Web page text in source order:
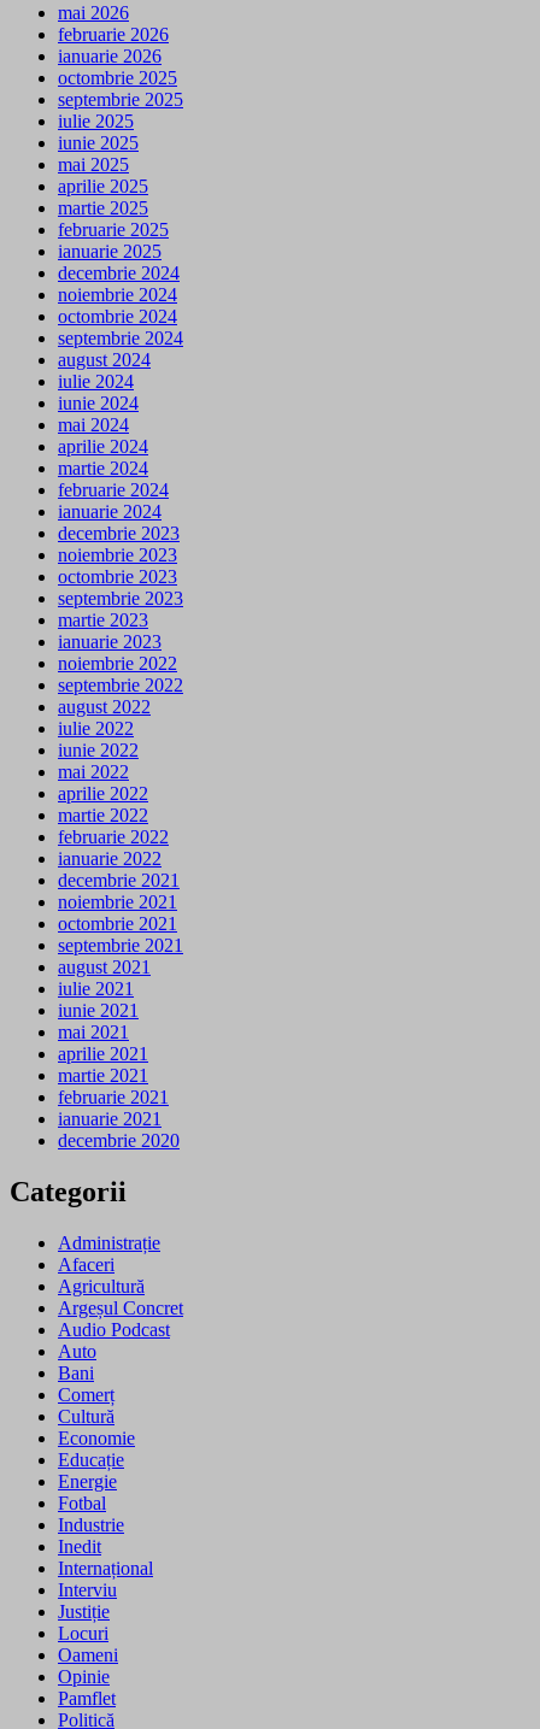
mai 2026
februarie 2026
ianuarie 2026
octombrie 2025
septembrie 2025
iulie 2025
iunie 2025
mai 2025
aprilie 2025
martie 2025
februarie 2025
ianuarie 2025
decembrie 2024
noiembrie 2024
octombrie 2024
septembrie 2024
august 2024
iulie 2024
iunie 2024
mai 2024
aprilie 2024
martie 2024
februarie 2024
ianuarie 2024
decembrie 2023
noiembrie 2023
octombrie 2023
septembrie 2023
martie 2023
ianuarie 2023
noiembrie 2022
septembrie 2022
august 2022
iulie 2022
iunie 2022
mai 2022
aprilie 2022
martie 2022
februarie 2022
ianuarie 2022
decembrie 2021
noiembrie 2021
octombrie 2021
septembrie 2021
august 2021
iulie 2021
iunie 2021
mai 2021
aprilie 2021
martie 2021
februarie 2021
ianuarie 2021
decembrie 2020
Categorii
Administrație
Afaceri
Agricultură
Argeșul Concret
Audio Podcast
Auto
Bani
Comerț
Cultură
Economie
Educație
Energie
Fotbal
Industrie
Inedit
Internațional
Interviu
Justiție
Locuri
Oameni
Opinie
Pamflet
Politică